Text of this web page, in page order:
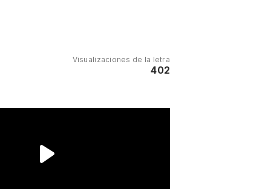
Visualizaciones de la letra
402